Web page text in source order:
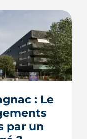
: Le
par un